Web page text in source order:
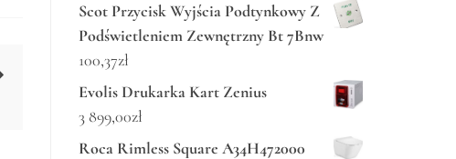
Scot Przycisk Wyjścia Podtynkowy Z
Podświetleniem Zewnętrzny Bt 7Bnw
100,37zł
Evolis Drukarka Kart Zenius
3 899,00zł
Roca Rimless Square A34H472000